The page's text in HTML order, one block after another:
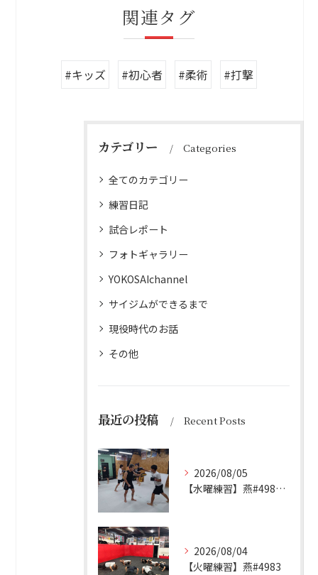
関連タグ
#キッズ #初心者 #柔術 #打撃
カテゴリー Categories
全てのカテゴリー
練習日記
試合レポート
フォトギャラリー
YOKOSAIchannel
サイジムができるまで
現役時代のお話
その他
最近の投稿 Recent Posts
2026/08/05
【水曜練習】燕#4984見附#492
2026/08/04
【火曜練習】燕#4983